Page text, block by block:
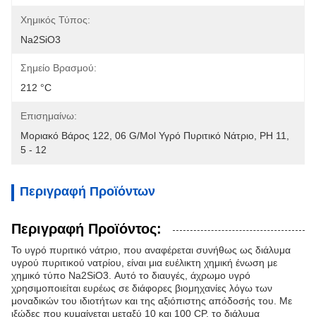
Χημικός Τύπος:
Na2SiO3
Σημείο Βρασμού:
212 °C
Επισημαίνω:
Μοριακό Βάρος 122 06 G/mol Υγρό Πυριτικό Νάτριο PH 11
5 - 12
Περιγραφή Προϊόντων
Περιγραφή Προϊόντος:
Το υγρό πυριτικό νάτριο, που αναφέρεται συνήθως ως διάλυμα
υγρού πυριτικού νατρίου, είναι μια ευέλικτη χημική ένωση με
χημικό τύπο Na2SiO3. Αυτό το διαυγές, άχρωμο υγρό
χρησιμοποιείται ευρέως σε διάφορες βιομηχανίες λόγω των
μοναδικών του ιδιοτήτων και της αξιόπιστης απόδοσής του. Με
ιξώδες που κυμαίνεται μεταξύ 10 και 100 CP, το διάλυμα